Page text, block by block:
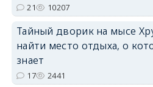
21 10207
Тайный дворик на мысе
найти место отдыха, о
знает
17 2441